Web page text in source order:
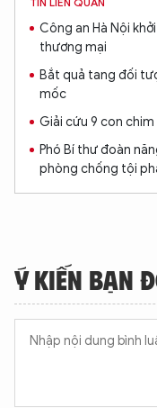
Công an Hà Nội
thương mại
Bắt quả tang đối
mốc
Giải cứu 9 con
Phó Bí thư đoàn
phòng chống tội
Ý KIẾN BẠN